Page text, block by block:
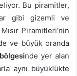
Bu piramitler,
gibi gizemli ve
Piramitleri’nin
ve büyük oranda
nde yer alan
aynı büyüklükte